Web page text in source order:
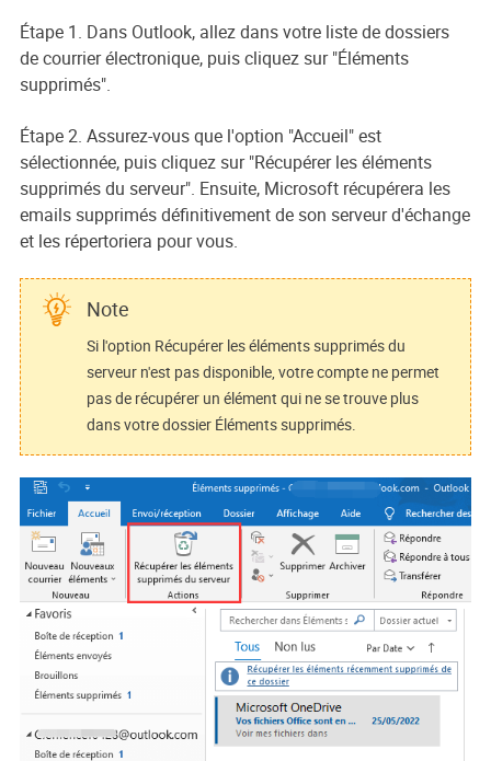
Étape 1. Dans Outlook, allez dans votre liste de dossiers
de courrier électronique, puis cliquez sur "Éléments
supprimés".
Étape 2. Assurez-vous que l'option "Accueil" est
sélectionnée, puis cliquez sur "Récupérer les éléments
supprimés du serveur". Ensuite, Microsoft récupérera les
emails supprimés définitivement de son serveur d'échange
et les répertoriera pour vous.
Note
Si l'option Récupérer les éléments supprimés du
serveur n'est pas disponible, votre compte ne permet
pas de récupérer un élément qui ne se trouve plus
dans votre dossier Éléments supprimés.